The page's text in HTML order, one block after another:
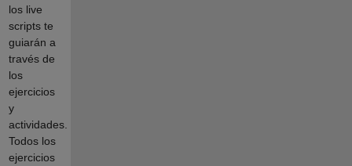
los live
scripts te
guiarán a
través de
los
ejercicios
y
actividades.
Todos los
ejercicios